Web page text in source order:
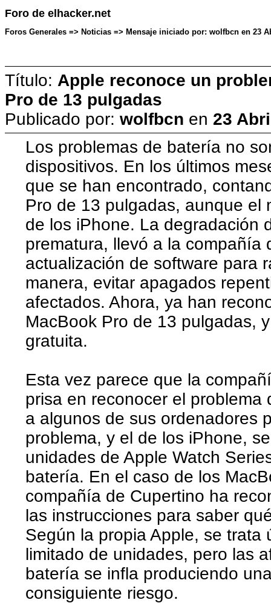
Foro de elhacker.net
Foros Generales => Noticias => Mensaje iniciado por: wolfbcn en 23
Título: Apple reconoce un
Pro de 13 pulgadas
Publicado por: wolfbcn en 23
Los problemas de batería no
dispositivos. En los últimos
que se han encontrado,
Pro de 13 pulgadas, aunque el
de los iPhone. La degradación
prematura, llevó a la compañía
actualización de software para
manera, evitar apagados
afectados. Ahora, ya han
MacBook Pro de 13 pulgadas,
gratuita.
Esta vez parece que la
prisa en reconocer el
a algunos de sus ordenadores
problema, y el de los iPhone,
unidades de Apple Watch
batería. En el caso de los
compañía de Cupertino ha
las instrucciones para saber
Según la propia Apple, se trata
limitado de unidades, pero las
batería se infla produciendo
consiguiente riesgo.